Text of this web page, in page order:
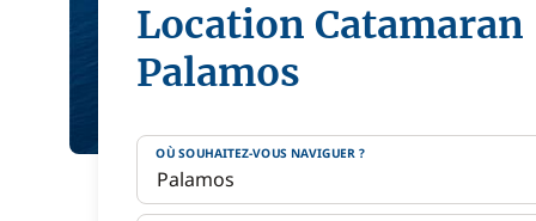
Location Catamaran
Palamos
OÙ SOUHAITEZ-VOUS NAVIGUER ?